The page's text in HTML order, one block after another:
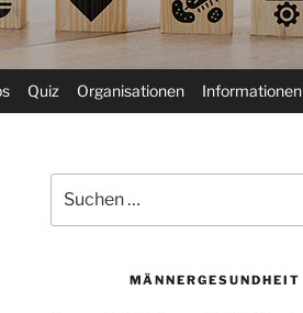
Quiz Organisationen Informationen
MÄNNERGESUNDHEIT